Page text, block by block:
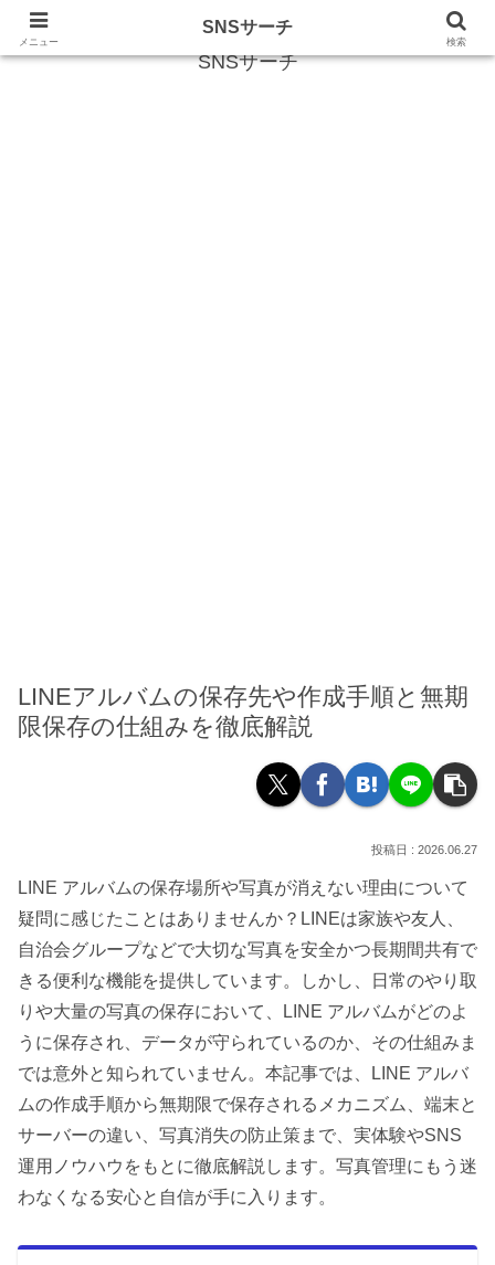
SNSサーチ
LINEアルバムの保存先や作成手順と無期
限保存の仕組みを徹底解説
2026.06.27
LINE アルバムの保存場所や写真が消えない理由について
疑問に感じたことはありませんか？LINEは家族や友人、
自治会グループなどで大切な写真を安全かつ長期間共有で
きる便利な機能を提供しています。しかし、日常のやり取
りや大量の写真の保存において、LINE アルバムがどのよ
うに保存され、データが守られているのか、その仕組みま
では意外と知られていません。本記事では、LINE アルバ
ムの作成手順から無期限で保存されるメカニズム、端末と
サーバーの違い、写真消失の防止策まで、実体験やSNS
運用ノウハウをもとに徹底解説します。写真管理にもう迷
わなくなる安心と自信が手に入ります。
メニュー
SNSサーチ
検索